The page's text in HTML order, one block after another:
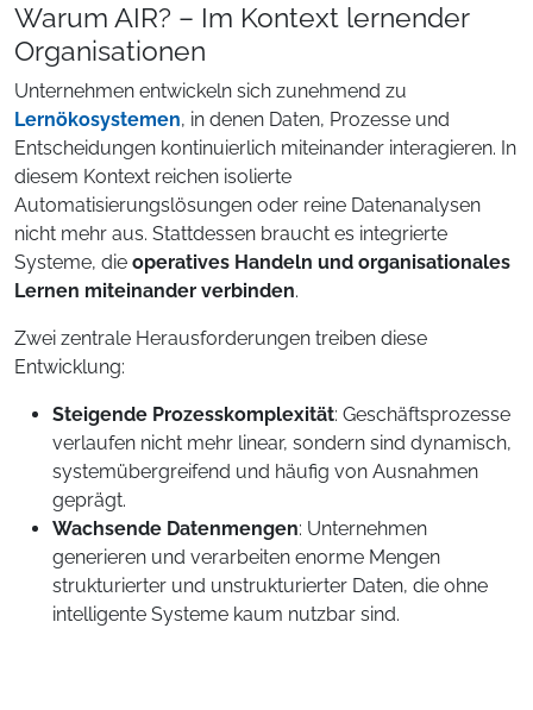
Warum AIR? – Im Kontext lernender
Organisationen
Unternehmen entwickeln sich zunehmend zu
Lernökosystemen, in denen Daten, Prozesse und
Entscheidungen kontinuierlich miteinander interagieren. In
diesem Kontext reichen isolierte
Automatisierungslösungen oder reine Datenanalysen
nicht mehr aus. Stattdessen braucht es integrierte
Systeme, die operatives Handeln und organisationales
Lernen miteinander verbinden.
Zwei zentrale Herausforderungen treiben diese
Entwicklung:
Steigende Prozesskomplexität: Geschäftsprozesse
verlaufen nicht mehr linear, sondern sind dynamisch,
systemübergreifend und häufig von Ausnahmen
geprägt.
Wachsende Datenmengen: Unternehmen
generieren und verarbeiten enorme Mengen
strukturierter und unstrukturierter Daten, die ohne
intelligente Systeme kaum nutzbar sind.